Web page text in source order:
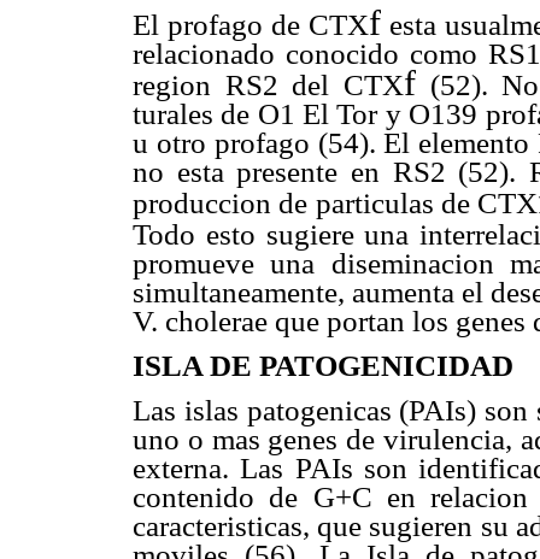
El profago de CTXf esta
relacionado conocido como
region RS2 del CTXf(52). No
turales de O1 El Tor y O139
u otro profago (54). El
no esta presente en RS2 (52).
produccion de particulas de CTX
Todo esto sugiere una
promueve una diseminacion
simultaneamente, aumenta el
V. cholerae que portan los genes
ISLA DE PATOGENICIDAD
Las islas patogenicas (PAIs)
uno o mas genes de virulencia,
externa. Las PAIs son
contenido de G+C en
caracteristicas, que sugieren su